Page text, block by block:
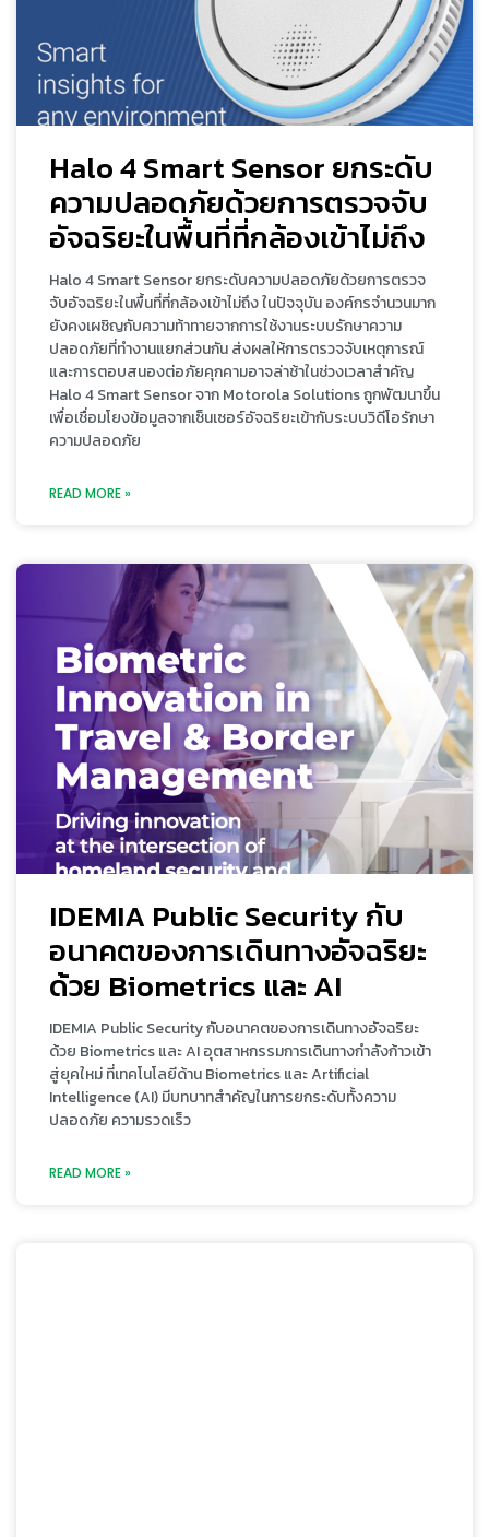
Halo 4 Smart Sensor ยกระดับ
ความปลอดภัยด้วยการตรวจจับ
อัจฉริยะในพื้นที่ที่กล้องเข้าไม่ถึง
Halo 4 Smart Sensor ยกระดับความปลอดภัยด้วยการตรวจ
จับอัจฉริยะในพื้นที่ที่กล้องเข้าไม่ถึง ในปัจจุบัน องค์กรจำนวนมาก
ยังคงเผชิญกับความท้าทายจากการใช้งานระบบรักษาความ
ปลอดภัยที่ทำงานแยกส่วนกัน ส่งผลให้การตรวจจับเหตุการณ์
และการตอบสนองต่อภัยคุกคามอาจล่าช้าในช่วงเวลาสำคัญ
Halo 4 Smart Sensor จาก Motorola Solutions ถูกพัฒนาขึ้น
เพื่อเชื่อมโยงข้อมูลจากเซ็นเซอร์อัจฉริยะเข้ากับระบบวิดีโอรักษา
ความปลอดภัย
READ MORE »
IDEMIA Public Security กับ
อนาคตของการเดินทางอัจฉริยะ
ด้วย Biometrics และ AI
IDEMIA Public Security กับอนาคตของการเดินทางอัจฉริยะ
ด้วย Biometrics และ AI อุตสาหกรรมการเดินทางกำลังก้าวเข้า
สู่ยุคใหม่ ที่เทคโนโลยีด้าน Biometrics และ Artificial
Intelligence (AI) มีบทบาทสำคัญในการยกระดับทั้งความ
ปลอดภัย ความรวดเร็ว
READ MORE »